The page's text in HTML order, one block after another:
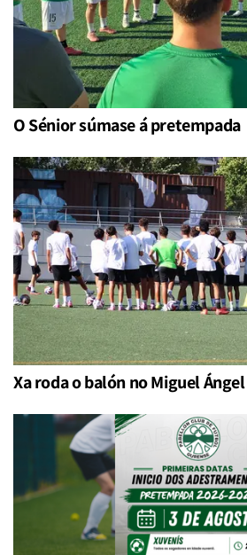
O Sénior súmase á pretempada
Xa roda o balón no Miguel Ángel